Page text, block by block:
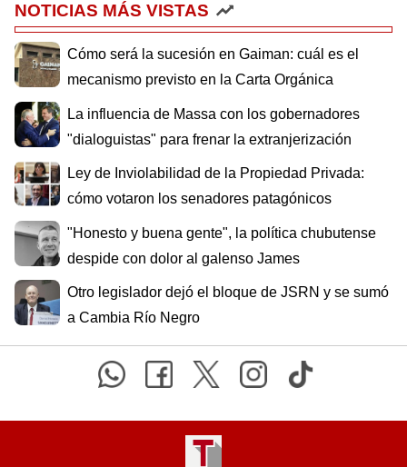
NOTICIAS MÁS VISTAS
Cómo será la sucesión en Gaiman: cuál es el
mecanismo previsto en la Carta Orgánica
La influencia de Massa con los gobernadores
"dialoguistas" para frenar la extranjerización
Ley de Inviolabilidad de la Propiedad Privada:
cómo votaron los senadores patagónicos
"Honesto y buena gente", la política chubutense
despide con dolor al galenso James
Otro legislador dejó el bloque de JSRN y se sumó
a Cambia Río Negro